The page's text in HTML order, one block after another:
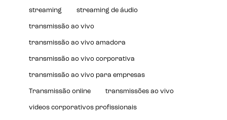
streaming streaming de áudio
transmissão ao vivo
transmissão ao vivo amadora
transmissão ao vivo corporativa
transmissão ao vivo para empresas
Transmissão online transmissões ao vivo
videos corporativos profissionais